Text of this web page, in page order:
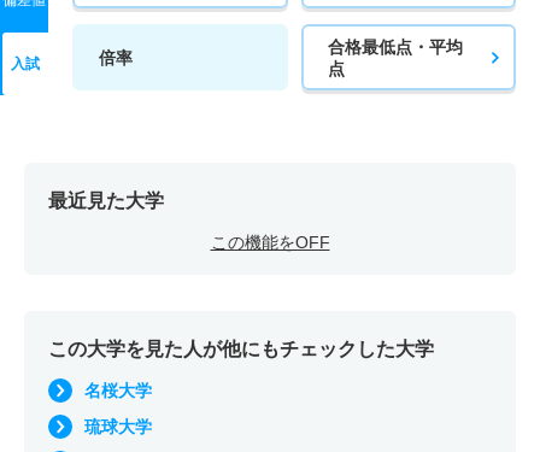
入試 倍率
合格最低点・平均
点
最近見た大学
この機能をOFF
この大学を見た人が他にもチェックした大学
名桜大学
琉球大学